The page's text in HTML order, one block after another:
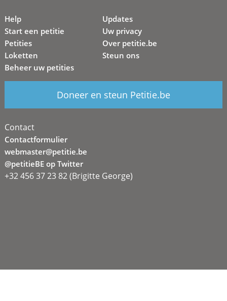
Help
Start een petitie
Petities
Loketten
Beheer uw petities
Updates
Uw privacy
Over petitie.be
Steun ons
Doneer en steun Petitie.be
Contact
Contactformulier
webmaster@petitie.be
@petitieBE op Twitter
+32 456 37 23 82 (Brigitte George)